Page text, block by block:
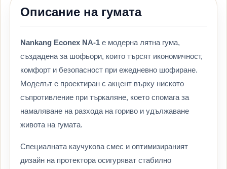
Описание на гумата
Nankang Econex NA-1 е модерна лятна гума,
създадена за шофьори, които търсят икономичност,
комфорт и безопасност при ежедневно шофиране.
Моделът е проектиран с акцент върху ниското
съпротивление при търкаляне, което спомага за
намаляване на разхода на гориво и удължаване
живота на гумата.
Специалната каучукова смес и оптимизираният
дизайн на протектора осигуряват стабилно